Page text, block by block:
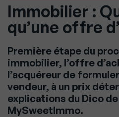
Immobilier :
qu’une offre
Première étape du
immobilier, l’offre
l’acquéreur de
vendeur, à un prix
explications du Dico
MySweetImmo.